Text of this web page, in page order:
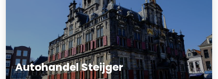
Autohandel Steijger